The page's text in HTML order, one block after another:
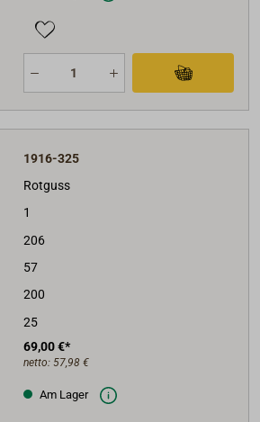
1916-325
Rotguss
1
206
57
200
25
69,00 €*
netto: 57,98 €
Am Lager